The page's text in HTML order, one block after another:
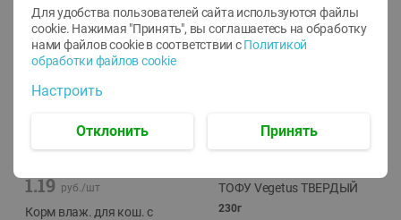
1.19 руб./шт
Корм влаж. для кош. с
ТОФУ Vegetus ТВЕРДЫЙ
230г
Для удобства пользователей сайта используются файлы
cookie. Нажимая "Принять", вы соглашаетесь на обработку
нами файлов cookie в соответствии с Политикой
обработки файлов cookie
Настроить
Отклонить Принять